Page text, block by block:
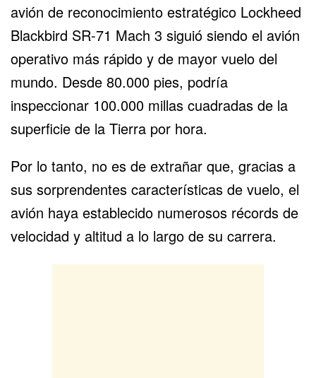
avión de reconocimiento estratégico Lockheed
Blackbird SR-71 Mach 3 siguió siendo el avión
operativo más rápido y de mayor vuelo del
mundo. Desde 80.000 pies, podría
inspeccionar 100.000 millas cuadradas de la
superficie de la Tierra por hora.
Por lo tanto, no es de extrañar que, gracias a
sus sorprendentes características de vuelo, el
avión haya establecido numerosos récords de
velocidad y altitud a lo largo de su carrera.